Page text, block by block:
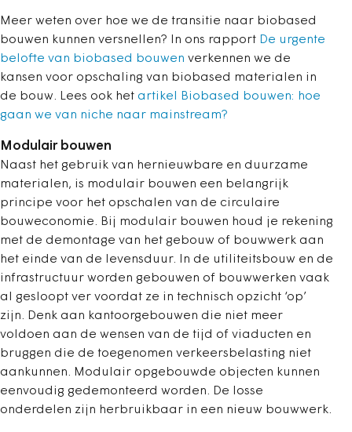
Meer weten over hoe we de transitie naar biobased
bouwen kunnen versnellen? In ons rapport De urgente
belofte van biobased bouwen verkennen we de
kansen voor opschaling van biobased materialen in
de bouw. Lees ook het artikel Biobased bouwen: hoe
gaan we van niche naar mainstream?
Modulair bouwen
Naast het gebruik van hernieuwbare en duurzame
materialen, is modulair bouwen een belangrijk
principe voor het opschalen van de circulaire
bouweconomie. Bij modulair bouwen houd je rekening
met de demontage van het gebouw of bouwwerk aan
het einde van de levensduur. In de utiliteitsbouw en de
infrastructuur worden gebouwen of bouwwerken vaak
al gesloopt ver voordat ze in technisch opzicht ‘op’
zijn. Denk aan kantoorgebouwen die niet meer
voldoen aan de wensen van de tijd of viaducten en
bruggen die de toegenomen verkeersbelasting niet
aankunnen. Modulair opgebouwde objecten kunnen
eenvoudig gedemonteerd worden. De losse
onderdelen zijn herbruikbaar in een nieuw bouwwerk.